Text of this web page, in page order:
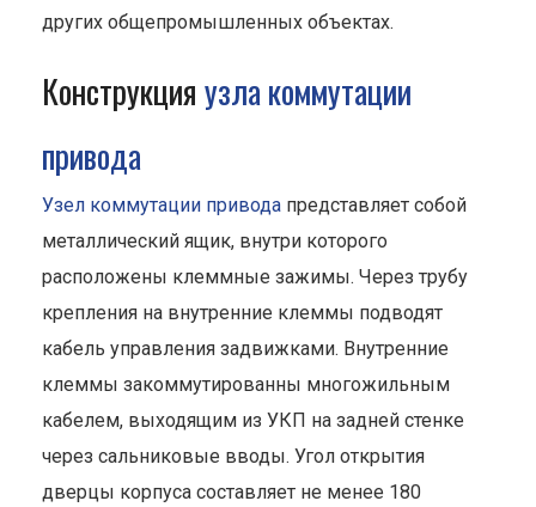
других общепромышленных объектах.
Конструкция узла коммутации
привода
Узел коммутации привода представляет собой
металлический ящик, внутри которого
расположены клеммные зажимы. Через трубу
крепления на внутренние клеммы подводят
кабель управления задвижками. Внутренние
клеммы закоммутированны многожильным
кабелем, выходящим из УКП на задней стенке
через сальниковые вводы. Угол открытия
дверцы корпуса составляет не менее 180